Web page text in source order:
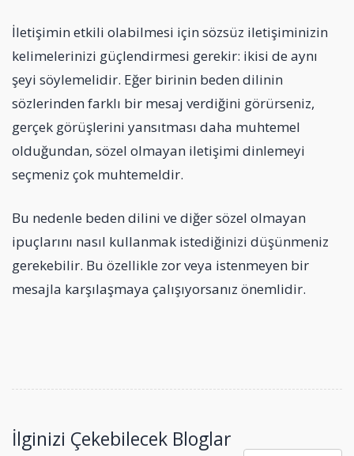
İletişimin etkili olabilmesi için sözsüz iletişiminizin
kelimelerinizi güçlendirmesi gerekir: ikisi de aynı
şeyi söylemelidir. Eğer birinin beden dilinin
sözlerinden farklı bir mesaj verdiğini görürseniz,
gerçek görüşlerini yansıtması daha muhtemel
olduğundan, sözel olmayan iletişimi dinlemeyi
seçmeniz çok muhtemeldir.
Bu nedenle beden dilini ve diğer sözel olmayan
ipuçlarını nasıl kullanmak istediğinizi düşünmeniz
gerekebilir. Bu özellikle zor veya istenmeyen bir
mesajla karşılaşmaya çalışıyorsanız önemlidir.
İlginizi Çekebilecek Bloglar